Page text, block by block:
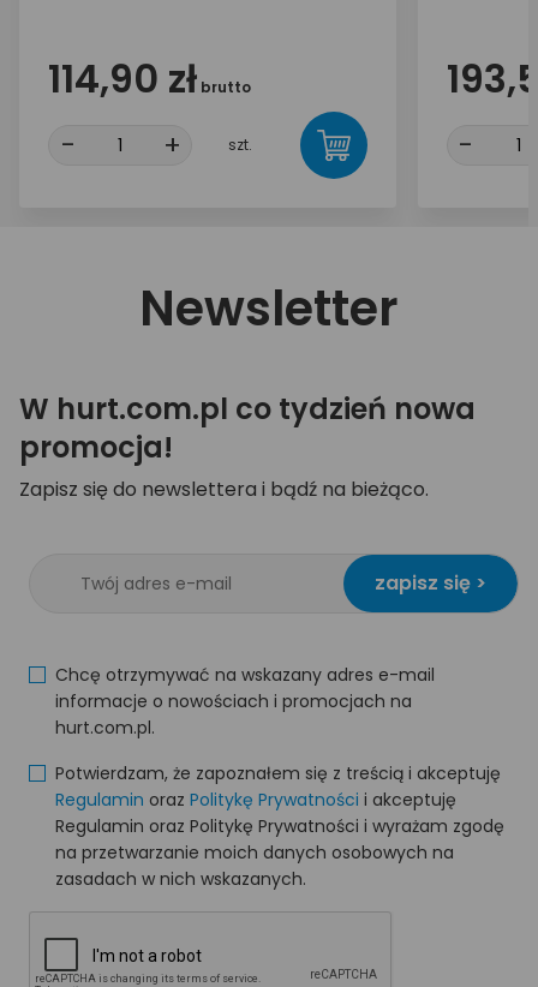
114,90 zł brutto
- + szt. -
Newsletter
W hurt.com.pl co tydzień nowa
promocja!
Zapisz się do newslettera i bądź na bieżąco.
zapisz się >
Chcę otrzymywać na wskazany adres e-mail
informacje o nowościach i promocjach na
hurt.com.pl.
Potwierdzam, że zapoznałem się z treścią i akceptuję
Regulamin oraz Politykę Prywatności i akceptuję
Regulamin oraz Politykę Prywatności i wyrażam zgodę
na przetwarzanie moich danych osobowych na
zasadach w nich wskazanych.